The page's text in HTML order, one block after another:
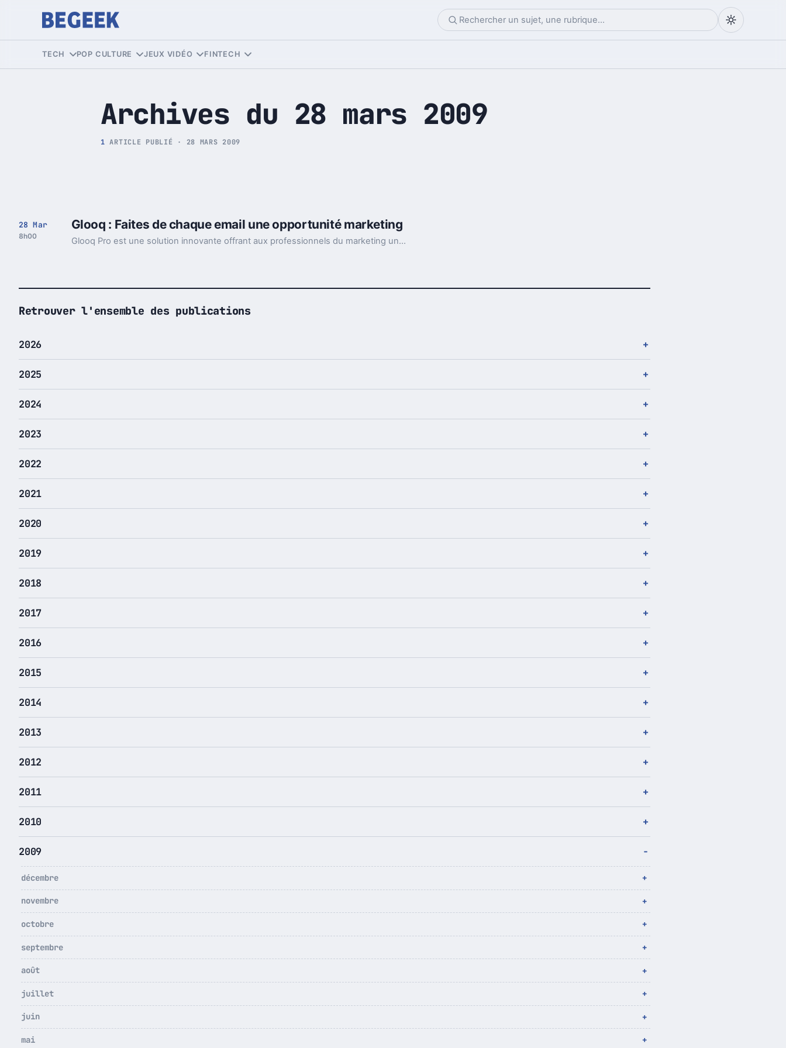
Tech et Pop culture
TECH POP CULTURE JEUX VIDÉO FINTECH
Archives du 28 mars 2009
1 ARTICLE PUBLIÉ · 28 MARS 2009
28 Mar
8h00
Glooq : Faites de chaque email une opportunité marketing
Glooq Pro est une solution innovante offrant aux professionnels du marketing une fonction leur permettant d’adjoindre des encarts publicitaires dans le trafic d’email généré par leur entreprise, ressource quasi illimitée dans le contexte actuel.
Retrouver l'ensemble des publications
2026
2025
2024
2023
2022
2021
2020
2019
2018
2017
2016
2015
2014
2013
2012
2011
2010
2009
décembre
novembre
octobre
septembre
août
juillet
juin
mai